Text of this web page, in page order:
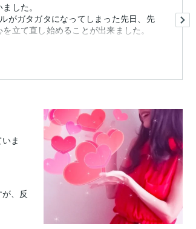
した。
がガタガタになってしまった先日、先
立て直し始めることが出来ました。
ま
、反